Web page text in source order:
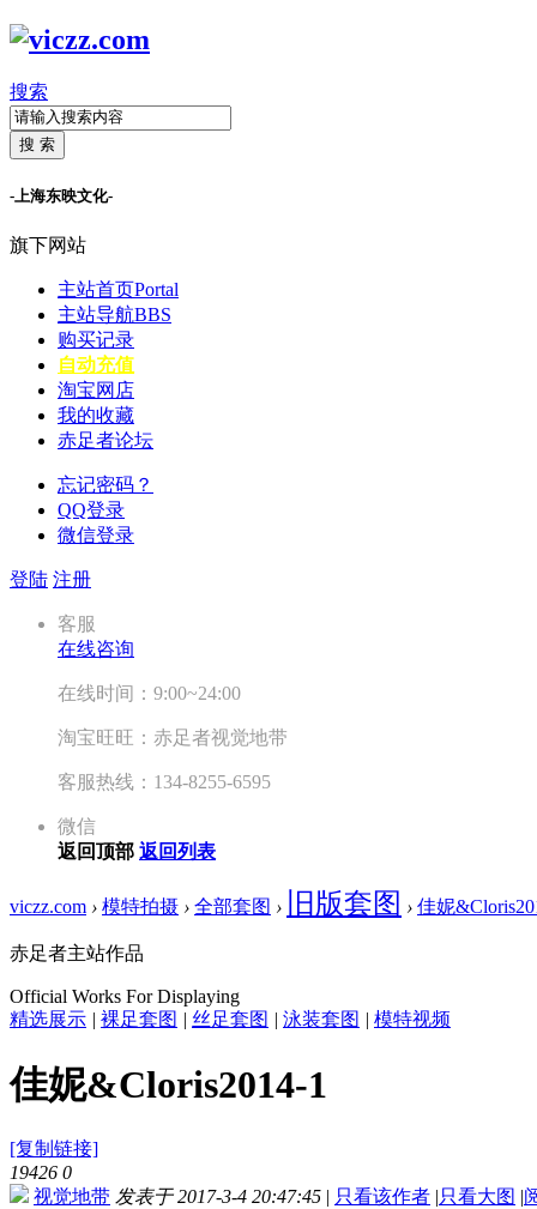
搜索
搜 索
-上海东映文化-
旗下网站
主站首页Portal
主站导航BBS
购买记录
自动充值
淘宝网店
我的收藏
赤足者论坛
忘记密码？
QQ登录
微信登录
登陆 注册
客服
在线咨询
在线时间：9:00~24:00
淘宝旺旺：赤足者视觉地带
客服热线：134-8255-6595
微信
返回顶部 返回列表
viczz.com › 模特拍摄 › 全部套图 › 旧版套图 › 佳妮
赤足者主站作品
Official Works For Displaying
精选展示 | 裸足套图 | 丝足套图 | 泳装套图 | 模特视频
佳妮&Cloris2014-1
[复制链接]
19426 0
视觉地带 发表于 2017-3-4 20:47:45 | 只看该作者 |只看大图 |